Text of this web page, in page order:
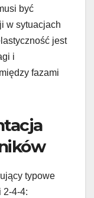
być
w sytuacjach
jest
i
fazami
typowe
2-4-4: